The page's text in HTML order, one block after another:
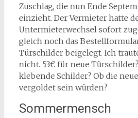
Zuschlag, die nun Ende
einzieht. Der Vermieter hatte
Untermieterwechsel sofort
gleich noch das
Türschilder beigelegt. Ich
nicht. 53€ für neue
klebende Schilder? Ob die
vergoldet sein würden?
Sommermensch